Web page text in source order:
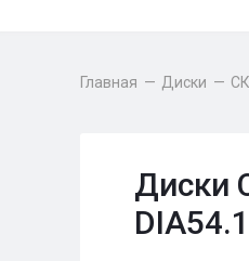
Главная — Диски —
Диски
DIA54.1